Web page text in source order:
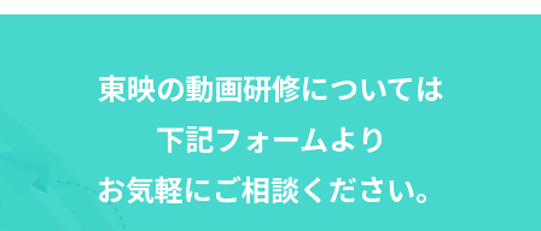
東映の動画研修については
下記フォームより
お気軽にご相談ください。